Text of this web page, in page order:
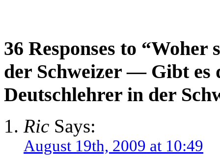
36 Responses to
der Schweizer — Gibt es
Deutschlehrer in der
Ric Says:
August 19th, 2009 at 10:49